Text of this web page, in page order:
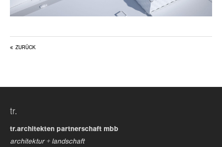
ZURÜCK
tr.
tr.architekten partnerschaft mbb
architektur + landschaft